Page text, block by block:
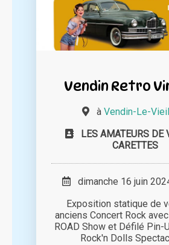
Vendin Retro
à Vendin-Le-
LES AMATEURS DE
CARETTES
dimanche 16 juin
Exposition statique de
anciens Concert Rock
ROAD Show et Défilé Pin-
Rock'n Dolls